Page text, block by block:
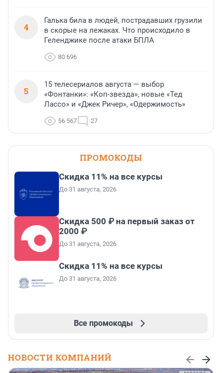
4
Галька била в людей, пострадавших грузили
в скорые на лежаках. Что происходило в
Геленджике после атаки БПЛА
80 696
5
15 телесериалов августа — выбор
«Фонтанки»: «Коп-звезда», новые «Тед
Лассо» и «Джек Ричер», «Одержимость»
56 567 27
ПРОМОКОДЫ
Скидка 11% на все курсы
До 31 августа, 2026
Скидка 500 ₽ на первый заказ от
2000 ₽
До 31 августа, 2026
Скидка 11% на все курсы
До 31 августа, 2026
Все промокоды
НОВОСТИ КОМПАНИЙ